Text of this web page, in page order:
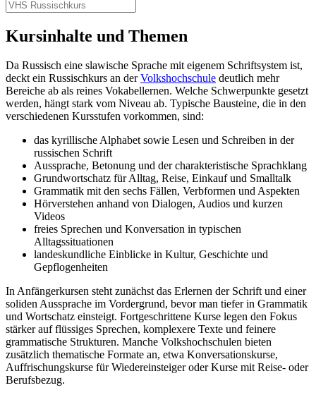
Kursinhalte und Themen
Da Russisch eine slawische Sprache mit eigenem Schriftsystem ist,
deckt ein Russischkurs an derVolkshochschule deutlich mehr
Bereiche ab als reines Vokabellernen. Welche Schwerpunkte gesetzt
werden, hängt stark vom Niveau ab. Typische Bausteine, die in den
verschiedenen Kursstufen vorkommen, sind:
das kyrillische Alphabet sowie Lesen und Schreiben in der
russischen Schrift
Aussprache, Betonung und der charakteristische Sprachklang
Grundwortschatz für Alltag, Reise, Einkauf und Smalltalk
Grammatik mit den sechs Fällen, Verbformen und Aspekten
Hörverstehen anhand von Dialogen, Audios und kurzen
Videos
freies Sprechen und Konversation in typischen
Alltagssituationen
landeskundliche Einblicke in Kultur, Geschichte und
Gepflogenheiten
In Anfängerkursen steht zunächst das Erlernen der Schrift und einer
soliden Aussprache im Vordergrund, bevor man tiefer in Grammatik
und Wortschatz einsteigt. Fortgeschrittene Kurse legen den Fokus
stärker auf flüssiges Sprechen, komplexere Texte und feinere
grammatische Strukturen. Manche Volkshochschulen bieten
zusätzlich thematische Formate an, etwa Konversationskurse,
Auffrischungskurse für Wiedereinsteiger oder Kurse mit Reise- oder
Berufsbezug.